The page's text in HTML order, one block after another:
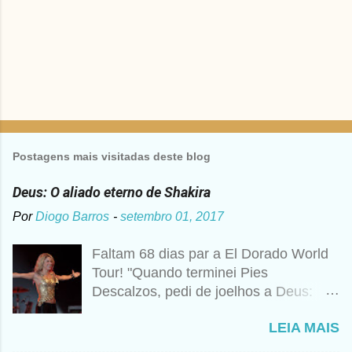
Postagens mais visitadas deste blog
Deus: O aliado eterno de Shakira
PorDiogo Barros - setembro 01, 2017
Faltam 68 dias par a El Dorado World
Tour! "Quando terminei Pies
Descalzos, pedi de joelhos a Deus:
vender 1 milhão de cópias! A
curiosidade é que prometi algo e a
LEIA MAIS